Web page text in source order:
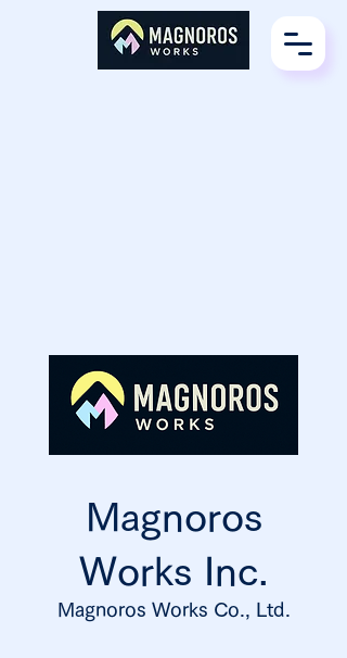
Magnoros
Works Inc.
Magnoros Works Co., Ltd.